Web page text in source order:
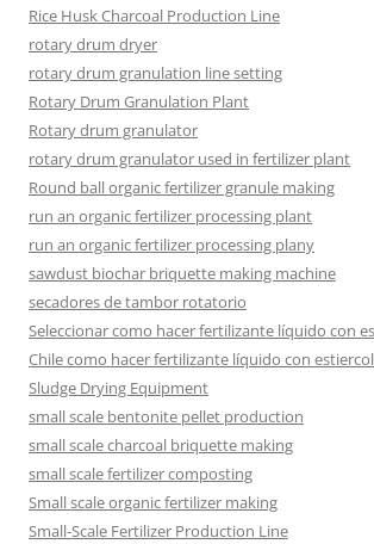
Rice Husk Charcoal Production Line
rotary drum dryer
rotary drum granulation line setting
Rotary Drum Granulation Plant
Rotary drum granulator
rotary drum granulator used in fertilizer plant
Round ball organic fertilizer granule making
run an organic fertilizer processing plant
run an organic fertilizer processing plany
sawdust biochar briquette making machine
secadores de tambor rotatorio
Seleccionar como hacer fertilizante líquido con
Chile como hacer fertilizante líquido con
Sludge Drying Equipment
small scale bentonite pellet production
small scale charcoal briquette making
small scale fertilizer composting
Small scale organic fertilizer making
Small-Scale Fertilizer Production Line